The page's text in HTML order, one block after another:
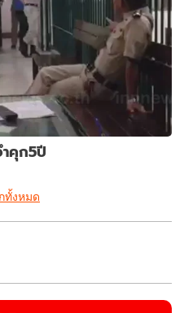
คุก5ปี
ทั้งหมด